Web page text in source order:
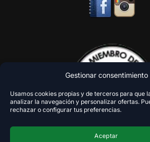
Gestionar consentimiento
Usamos cookies propias y de terceros para que
analizar la navegación y personalizar ofertas.
rechazar o configurar tus preferencias.
Aceptar